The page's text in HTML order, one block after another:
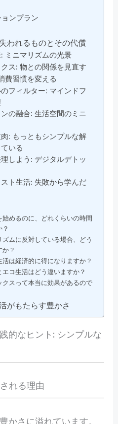
ンプラン
われるものとその代償
ミニマリズムの光景
ス: 物との関係を見直す
費習慣を変える
フィルター: マインドフ
の融合: 生活空間のミニ
: もっともシンプルな解
いる
しよう: デジタルデトッ
ト生活: 失敗から学んだ
始めるのに、どれくらいの時間
ムに反対している場合、どう
？
活は経済的に得になりますか？
エコ生活はどう違いますか？
クスって本当に効果があるので
がもたらす豊かさ
的なヒント: シンプルな
れる理由
かさに溢れています。